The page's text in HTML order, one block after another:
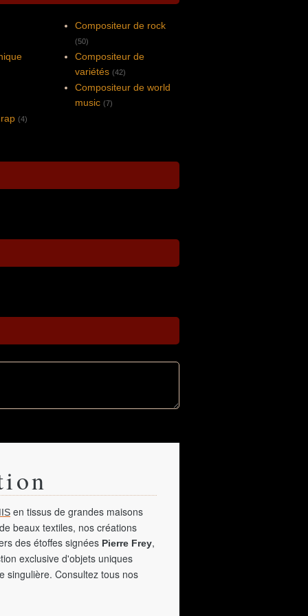
(4)
Compositeur de rock
(50)
Compositeur de
variétés (42)
Compositeur de world
music (7)
en tissus de grandes maisons
beaux textiles, nos créations
des étoffes signées Pierre Frey,
exclusive d'objets uniques
singulière. Consultez tous nos